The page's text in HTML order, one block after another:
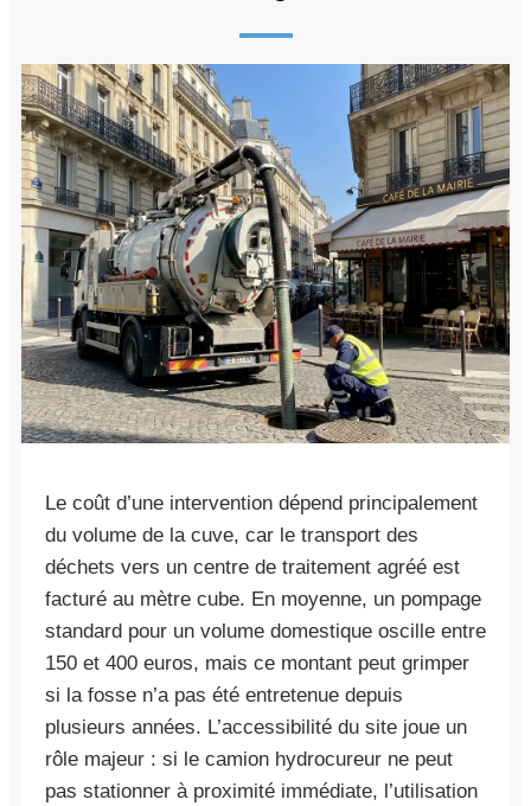
Le coût d’une intervention dépend principalement
du volume de la cuve, car le transport des
déchets vers un centre de traitement agréé est
facturé au mètre cube. En moyenne, un pompage
standard pour un volume domestique oscille entre
150 et 400 euros, mais ce montant peut grimper
si la fosse n’a pas été entretenue depuis
plusieurs années. L’accessibilité du site joue un
rôle majeur : si le camion hydrocureur ne peut
pas stationner à proximité immédiate, l’utilisation